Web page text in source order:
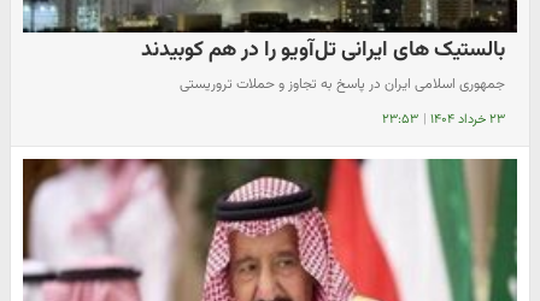
بالستیک های ایرانی تل‌آویو را در هم کوبیدند
جمهوری اسلامی ایران در پاسخ به تجاوز و حملات تروریستی
۲۳ خرداد ۱۴۰۴ | ۲۳:۵۳